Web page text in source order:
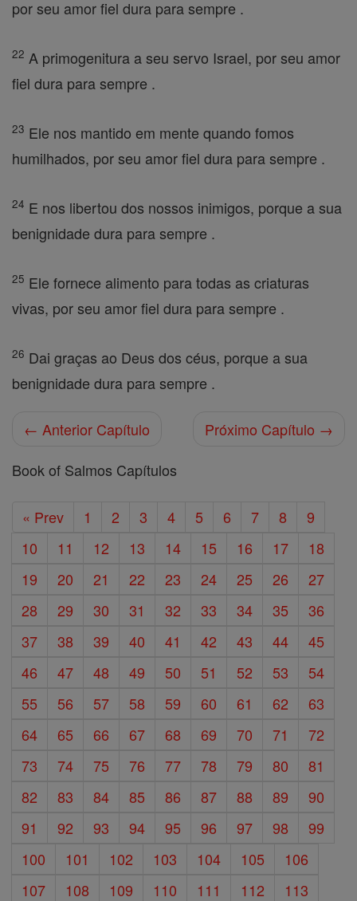
por seu amor fiel dura para sempre .
22 A primogenitura a seu servo Israel, por seu amor
fiel dura para sempre .
23 Ele nos mantido em mente quando fomos
humilhados, por seu amor fiel dura para sempre .
24 E nos libertou dos nossos inimigos, porque a sua
benignidade dura para sempre .
25 Ele fornece alimento para todas as criaturas
vivas, por seu amor fiel dura para sempre .
26 Dai graças ao Deus dos céus, porque a sua
benignidade dura para sempre .
← Anterior Capítulo
Próximo Capítulo →
Book of Salmos Capítulos
« Prev 1 2 3 4 5 6 7 8
9
10
11 12 13 14 15 16 17
18
19
20 21 22 23 24 25 26
27
28
29 30 31 32 33 34 35
36
37
38 39 40 41 42 43 44
45
46
47 48 49 50 51 52 53
54
55
56 57 58 59 60 61 62
63
64
65 66 67 68 69 70 71
72
73
74 75 76 77 78 79 80
81
82
83 84 85 86 87 88 89
90
91
92 93 94 95 96 97 98
99
100
101 102 103 104 105
106
107
108 109 110 111 112
113